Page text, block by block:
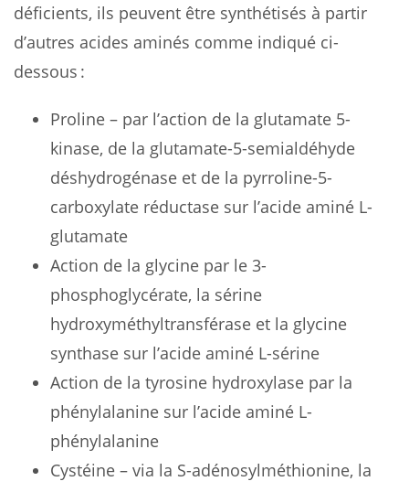
déficients, ils peuvent être synthétisés à partir
d’autres acides aminés comme indiqué ci-
dessous :
Proline – par l’action de la glutamate 5-
kinase, de la glutamate-5-semialdéhyde
déshydrogénase et de la pyrroline-5-
carboxylate réductase sur l’acide aminé L-
glutamate
Action de la glycine par le 3-
phosphoglycérate, la sérine
hydroxyméthyltransférase et la glycine
synthase sur l’acide aminé L-sérine
Action de la tyrosine hydroxylase par la
phénylalanine sur l’acide aminé L-
phénylalanine
Cystéine – via la S-adénosylméthionine, la